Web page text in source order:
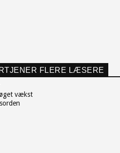
FLERE LÆSERE
vækst